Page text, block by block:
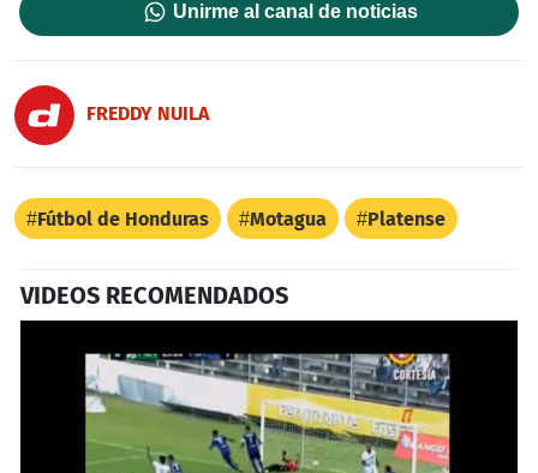
Unirme al canal de noticias
FREDDY NUILA
Fútbol de Honduras Motagua Platense
VIDEOS RECOMENDADOS